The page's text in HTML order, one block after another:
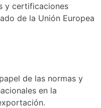
y certificaciones
de la Unión Europea
de las normas y
en la